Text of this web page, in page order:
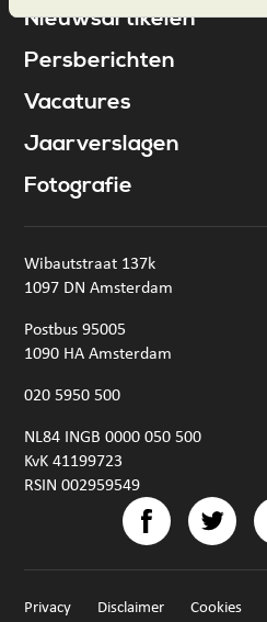
Nieuwsartikelen
Persberichten
Vacatures
Jaarverslagen
Fotografie
Wibautstraat 137k
1097 DN Amsterdam
Postbus 95005
1090 HA Amsterdam
020 5950 500
NL84 INGB 0000 050 500
KvK 41199723
RSIN 002959549
Privacy Disclaimer Cookies